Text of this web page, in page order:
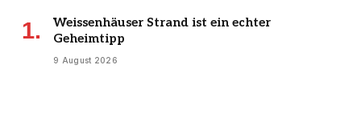
Weissenhäuser Strand ist ein echter
Geheimtipp
9 August 2026